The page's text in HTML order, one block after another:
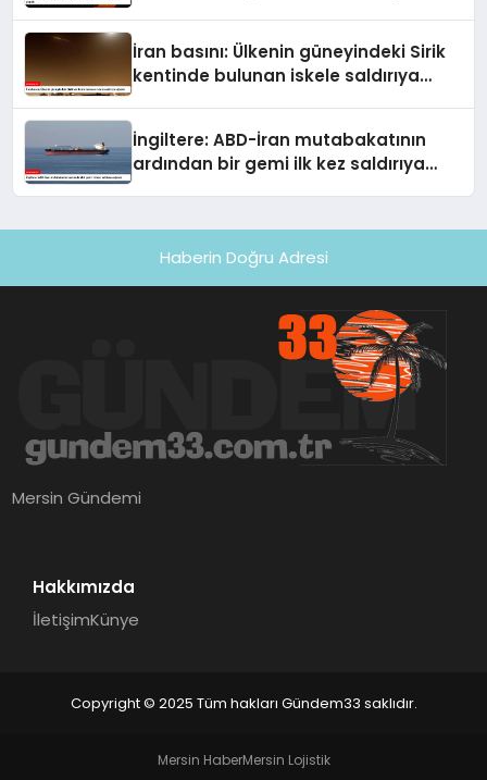
İran basını: Ülkenin güneyindeki Sirik
kentinde bulunan iskele saldırıya
İngiltere: ABD-İran mutabakatının
ardından bir gemi ilk kez saldırıya
Haberin Doğru Adresi
Mersin Gündemi
Hakkımızda
İletişimKünye
Copyright © 2025 Tüm hakları Gündem33 saklıdır.
Mersin HaberMersin Lojistik